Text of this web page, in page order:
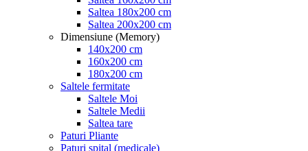
Saltea 180x200 cm
Saltea 200x200 cm
Dimensiune (Memory)
140x200 cm
160x200 cm
180x200 cm
Saltele fermitate
Saltele Moi
Saltele Medii
Saltea tare
Paturi Pliante
Paturi spital (medicale)